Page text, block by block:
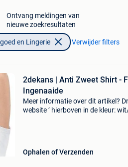
Ontvang meldingen van
nieuwe zoekresultaten
en Lingerie Verwijder filters
2dekans | Anti Zweet Shirt -
Ingenaaide
Meer informatie over dit artikel?
website ’ hierboven in de kleur:
Ophalen of Verzenden